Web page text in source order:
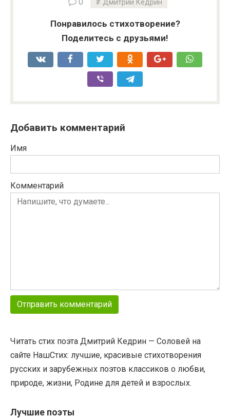
Дмитрий Кедрин
Понравилось стихотворение?
Поделитесь с друзьями!
Добавить комментарий
Имя
Комментарий
Читать стих поэта Дмитрий Кедрин — Соловей на
сайте НашСтих: лучшие, красивые стихотворения
русских и зарубежных поэтов классиков о любви,
природе, жизни, Родине для детей и взрослых.
Лучшие поэты